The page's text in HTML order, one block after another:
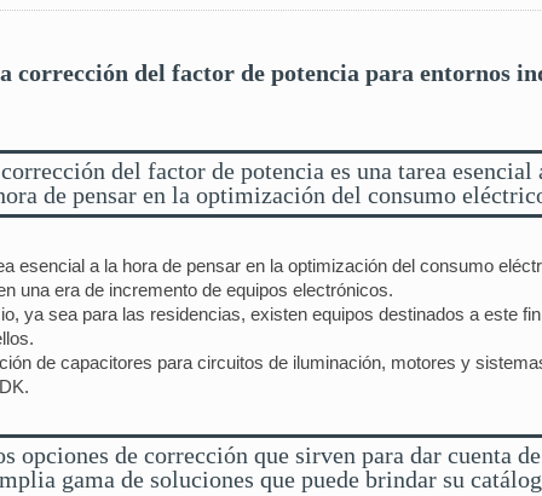
corrección del factor de potencia para entornos
del factor de potencia es una tarea esencial
de pensar en la optimización del consumo
esencial a la hora de pensar en la optimización del consumo
una era de incremento de equipos electrónicos.
ya sea para las residencias, existen equipos destinados a este
de capacitores para circuitos de iluminación, motores y
opciones de corrección que sirven para dar cuenta
gama de soluciones que puede brindar su